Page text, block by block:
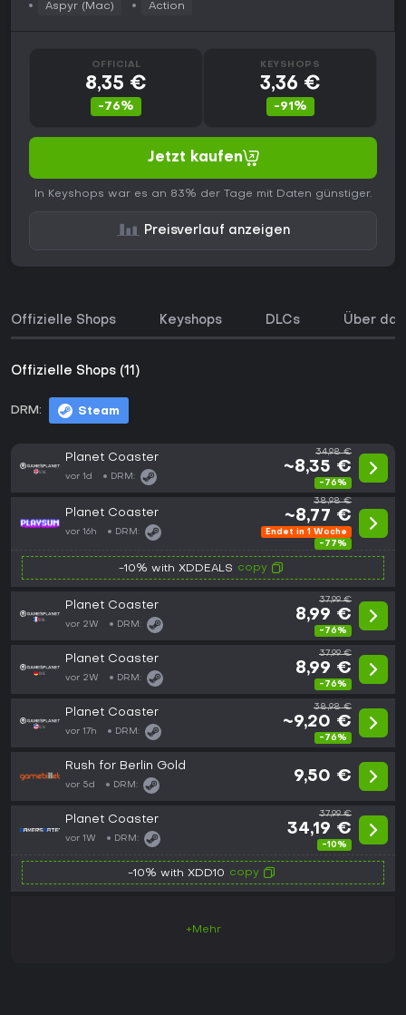
Aspyr (Mac) Action
OFFICIAL
8,35 €
-76%
KEYSHOPS
3,36 €
-91%
Jetzt kaufen
In Keyshops war es an 83% der Tage mit Daten günstiger.
Preisverlauf anzeigen
Offizielle Shops Keyshops DLCs Über
Offizielle Shops (11)
DRM: Steam
Planet Coaster
vor 1d DRM:
34,98 €
~8,35 €
-76%
Planet Coaster
vor 16h DRM:
38,98 €
~8,77 €
Endet in 1 Woche
-77%
-10% with XDDEALS copy
Planet Coaster
vor 2W DRM:
37,99 €
8,99 €
-76%
Planet Coaster
vor 2W DRM:
37,99 €
8,99 €
-76%
Planet Coaster
vor 17h DRM:
38,98 €
~9,20 €
-76%
Rush for Berlin Gold
vor 5d DRM:
9,50 €
Planet Coaster
vor 1W DRM:
37,99 €
34,19 €
-10%
-10% with XDD10 copy
+Mehr